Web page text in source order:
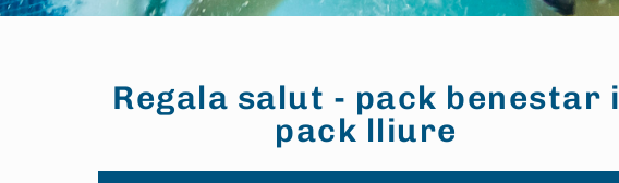
Regala salut - pack benestar i
pack lliure